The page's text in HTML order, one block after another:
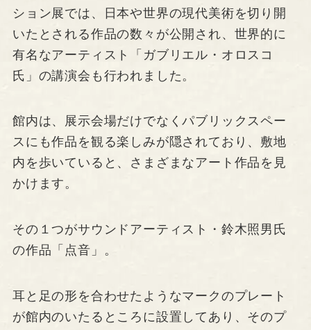
ション展では、日本や世界の現代美術を切り開
いたとされる作品の数々が公開され、世界的に
有名なアーティスト「ガブリエル・オロスコ
氏」の講演会も行われました。
館内は、展示会場だけでなくパブリックスペー
スにも作品を観る楽しみが隠されており、敷地
内を歩いていると、さまざまなアート作品を見
かけます。
その１つがサウンドアーティスト・鈴木照男氏
の作品「点音」。
耳と足の形を合わせたようなマークのプレート
が館内のいたるところに設置してあり、そのプ